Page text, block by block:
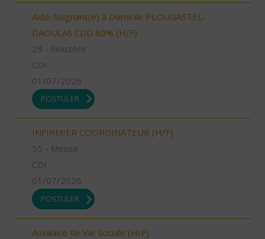
Aide-Soignant(e) à Domicile PLOUGASTEL-
DAOULAS CDD 80% (H/F)
29 - Finistère
CDI
01/07/2026
POSTULER
INFIRMIER COORDINATEUR (H/F)
55 - Meuse
CDI
01/07/2026
POSTULER
Auxiliaire de Vie Sociale (H/F)